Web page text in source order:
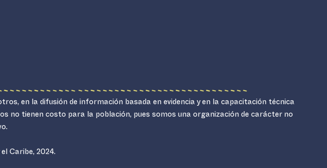
en la difusión de información basada en evidencia y en la capacitación técnica
no tienen costo para la población, pues somos una organización de carácter no
Caribe, 2024.